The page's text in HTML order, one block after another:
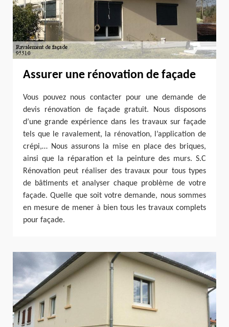
Assurer une rénovation de façade
Vous pouvez nous contacter pour une demande de
devis rénovation de façade gratuit. Nous disposons
d’une grande expérience dans les travaux sur façade
tels que le ravalement, la rénovation, l’application de
crépi,… Nous assurons la mise en place des briques,
ainsi que la réparation et la peinture des murs. S.C
Rénovation peut réaliser des travaux pour tous types
de bâtiments et analyser chaque problème de votre
façade. Quelle que soit votre demande, nous sommes
en mesure de mener à bien tous les travaux complets
pour façade.